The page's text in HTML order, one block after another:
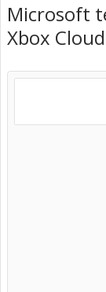
Microsoft
Xbox